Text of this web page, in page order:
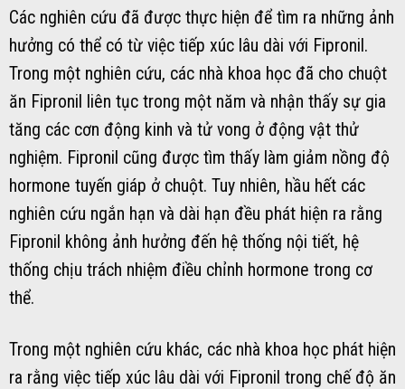
Các nghiên cứu đã được thực hiện để tìm ra những ảnh
hưởng có thể có từ việc tiếp xúc lâu dài với Fipronil.
Trong một nghiên cứu, các nhà khoa học đã cho chuột
ăn Fipronil liên tục trong một năm và nhận thấy sự gia
tăng các cơn động kinh và tử vong ở động vật thử
nghiệm. Fipronil cũng được tìm thấy làm giảm nồng độ
hormone tuyến giáp ở chuột. Tuy nhiên, hầu hết các
nghiên cứu ngắn hạn và dài hạn đều phát hiện ra rằng
Fipronil không ảnh hưởng đến hệ thống nội tiết, hệ
thống chịu trách nhiệm điều chỉnh hormone trong cơ
thể.
Trong một nghiên cứu khác, các nhà khoa học phát hiện
ra rằng việc tiếp xúc lâu dài với Fipronil trong chế độ ăn